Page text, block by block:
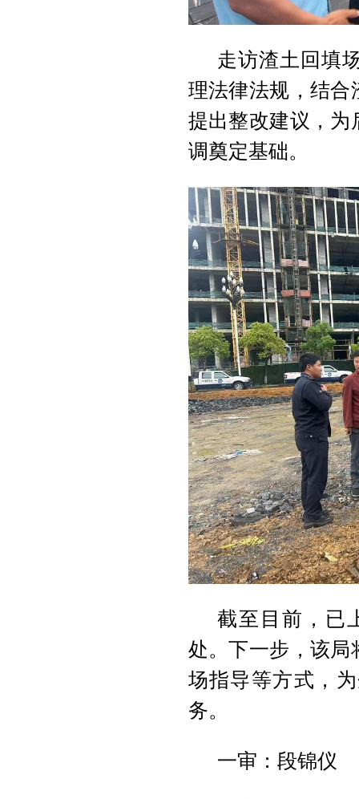
走访渣土回填
理法律法规，结合
提出整改建议，为
调奠定基础。
截至目前，已
处。下一步，该局
场指导等方式，
务。
一审：段锦仪